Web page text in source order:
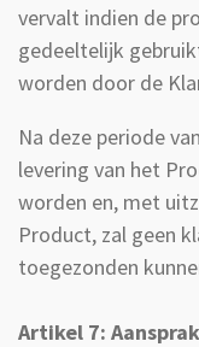
vervalt indien de
gedeeltelijk
worden door de
Na deze periode
levering van het
worden en, met
Product, zal geen
toegezonden
Artikel 7: